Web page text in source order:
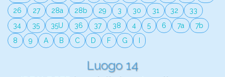
26
27 28a 28b 29 3 30 31 32
33
34
35 35U 36 37 38 4 5 6 7a
7b
8
9 A B C D F G
Luogo 14